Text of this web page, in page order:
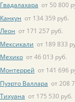
Гвадалахара от 50 800
Канкун от 134 359 руб.
Леон от 171 257 руб.
Мексикали от 189 833
Мехико от 46 013 руб.
Монтеррей от 141 696
Пуэрто Валлара от 208
Тихуана от 175 530 руб.